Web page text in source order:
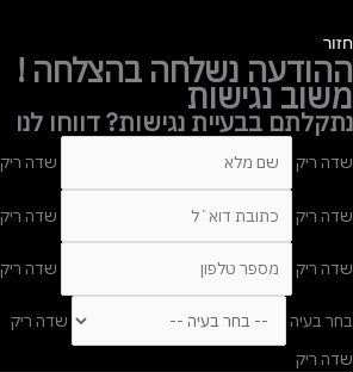
חזור
ההודעה נשלחה בהצלחה !
משוב נגישות
נתקלתם בבעיית נגישות? דווחו לנו
שדה ריק שדה ריק
שדה ריק שדה ריק
שדה ריק שדה ריק
בחר בעיה
שדה ריק
שדה ריק